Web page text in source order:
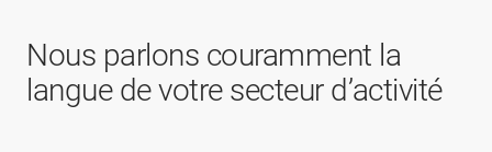
Nous parlons couramment la
langue de votre secteur d’activité